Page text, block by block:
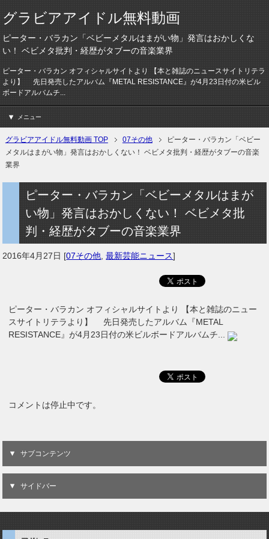
グラビアアイドル無料動画
ピーター・バラカン「ベビーメタルはまがい物」発言はおかしくな
い！ ベビメタ批判・経歴がタブーの音楽業界
ピーター・バラカン オフィシャルサイトより 【本と雑誌のニュースサイトリテラ
より】 先日発売したアルバム『METAL RESISTANCE』が4月23日付の米ビル
ボードアルバムチ...
メニュー
グラビアアイドル無料動画 TOP 07その他
ピーター・バラカン「ベビー
メタルはまがい物」発言はおかしくない！ ベビメタ批判・経歴がタブーの音楽
業界
ピーター・バラカン「ベビーメタルはまが
い物」発言はおかしくない！ ベビメタ批
判・経歴がタブーの音楽業界
2016年4月27日 [07その他 ,最新芸能ニュース]
ピーター・バラカン オフィシャルサイトより 【本と雑誌のニュー
スサイトリテラより】 先日発売したアルバム『METAL
RESISTANCE』が4月23日付の米ビルボードアルバムチ...
コメントは停止中です。
サブコンテンツ
サイドバー